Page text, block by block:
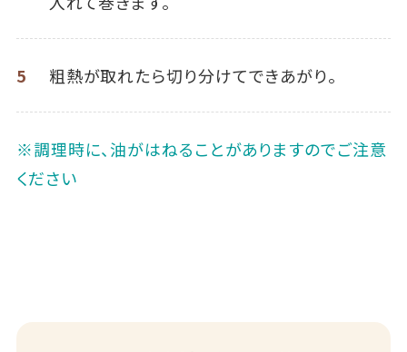
5 粗熱が取れたら切り分けてできあがり。
※調理時に、油がはねることがありますのでご注意
ください